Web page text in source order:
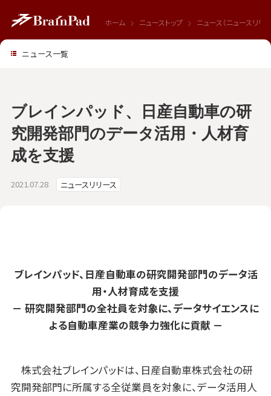
ホーム ニューストップ ニュース（ニュースリリー
2021.07.28 ニュースリリース
ブレインパッド、日産自動車の研
究開発部門のデータ活用・人材育
成を支援
ブレインパッド、日産自動車の研究開発部門のデータ活
用・人材育成を支援
－ 研究開発部門の全社員を対象に、データサイエンスに
よる自動車産業の競争力強化に貢献 －
株式会社ブレインパッドは、日産自動車株式会社の研
究開発部門に所属する全従業員を対象に、データ活用人
ニュース一覧